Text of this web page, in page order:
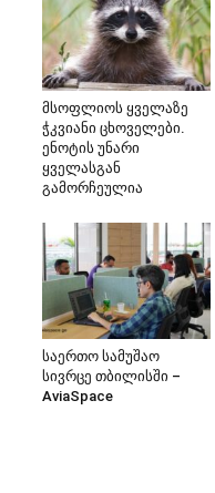
მსოფლიოს ყველაზე
ჭკვიანი ცხოველები.
ენოტის უნარი
ყველასგან
გამორჩეულია
საერთო სამუშაო
სივრცე თბილისში –
AviaSpace